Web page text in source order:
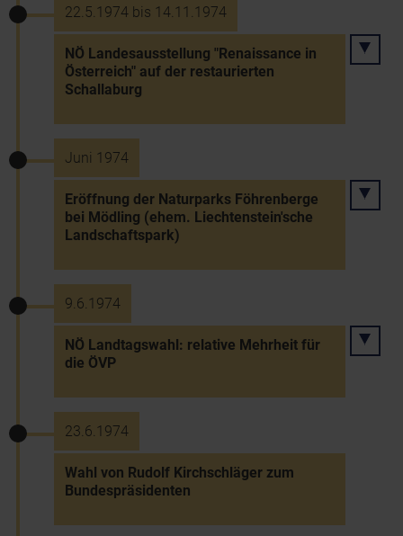
22.5.1974 bis 14.11.1974
NÖ Landesausstellung "Renaissance in
Österreich" auf der restaurierten
Schallaburg
Juni 1974
Eröffnung der Naturparks Föhrenberge
bei Mödling (ehem. Liechtenstein'sche
Landschaftspark)
9.6.1974
NÖ Landtagswahl: relative Mehrheit für
die ÖVP
23.6.1974
Wahl von Rudolf Kirchschläger zum
Bundespräsidenten